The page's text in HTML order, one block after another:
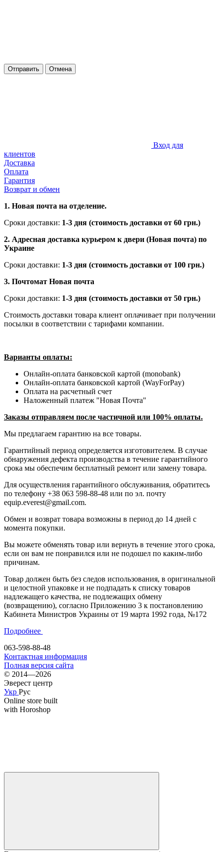
Отправить Отмена
Вход для
клиентов
Доставка
Оплата
Гарантия
Возврат и обмен
1. Новая почта на отделение.
Сроки доставки: 1-3 дня (стоимость доставки от 60 грн.)
2. Адресная доставка курьером к двери (Новая почта) по
Украине
Сроки доставки: 1-3 дня (стоимость доставки от 100 грн.)
3. Почтомат Новая почта
Сроки доставки: 1-3 дня (стоимость доставки от 50 грн.)
Стоимость доставки товара клиент оплачивает при получении
посылки в соответствии с тарифами компании.
Варианты оплаты:
Онлайн-оплата банковской картой (monobank)
Онлайн-оплата банковской картой (WayForPay)
Оплата на расчетный счет
Наложенный платеж "Новая Почта"
Заказы отправляем после частичной или 100% оплаты.
Мы предлагаем гарантию на все товары.
Гарантийный период определяется изготовителем. В случае
обнаружения дефекта производства в течение гарантийного
срока мы обеспечим бесплатный ремонт или замену товара.
Для осуществления гарантийного обслуживания, обратитесь
по телефону +38 063 598-88-48 или по эл. почту
equip.everest@gmail.com.
Обмен и возврат товара возможны в период до 14 дней с
момента покупки.
Вы можете обменять товар или вернуть в течение этого срока,
если он вам не понравился или не подошел по каким-либо
причинам.
Товар должен быть без следов использования, в оригинальной
и целостной упаковке и не подпадать к списку товаров
надлежащего качества, не подлежащих обмену
(возвращению), согласно Приложению 3 к постановлению
Кабинета Министров Украины от 19 марта 1992 года, №172
Подробнее
063-598-88-48
Контактная информация
Полная версия сайта
© 2014—2026
Эверест центр
Укр Рус
Online store built
with Horoshop